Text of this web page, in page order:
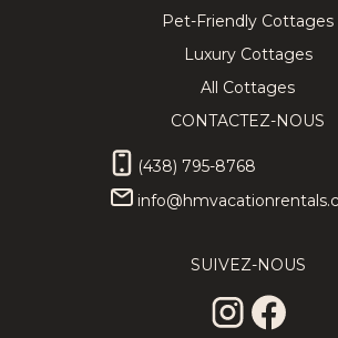
Pet-Friendly Cottages
Luxury Cottages
All Cottages
CONTACTEZ-NOUS
(438) 795-8768
SUIVEZ-NOUS